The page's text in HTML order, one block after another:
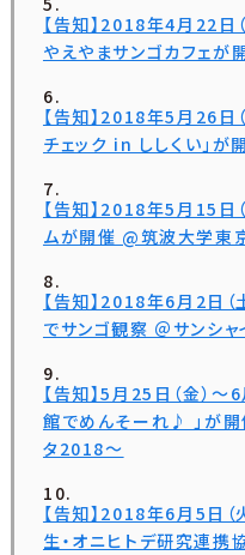
【告知】2018年4月22日
やえやまサンゴカフェが
【告知】2018年5月26日
チェック in ししくい」
【告知】2018年5月15日
ムが開催 @筑波大学東
【告知】2018年6月2日（
でサンゴ観察 ＠サンシ
【告知】5月25日（金）〜
館でめんそーれ♪ 」が
タ2018〜
【告知】2018年6月5日
生・オニヒトデ研究連